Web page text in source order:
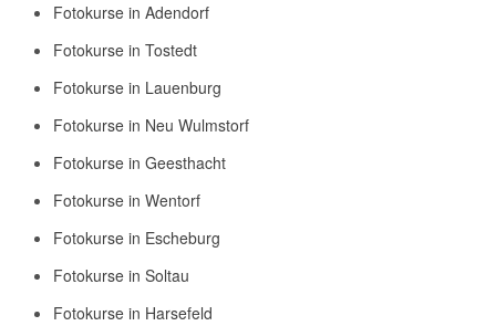
Fotokurse in Adendorf
Fotokurse in Tostedt
Fotokurse in Lauenburg
Fotokurse in Neu Wulmstorf
Fotokurse in Geesthacht
Fotokurse in Wentorf
Fotokurse in Escheburg
Fotokurse in Soltau
Fotokurse in Harsefeld